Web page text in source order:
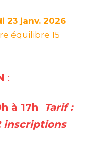
2026
équilibre 15
:
à 17h
Tarif :
inscriptions